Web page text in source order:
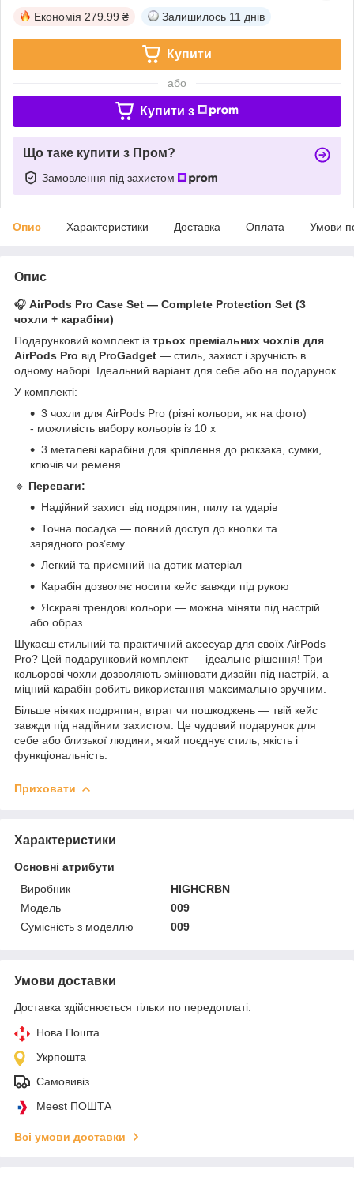
Економія 279.99 ₴ Залишилось 11 днів
Купити
або
Купити з
Що таке купити з Пром?
Замовлення під захистом
Опис Характеристики Доставка Оплата Умови
Опис
🎧 AirPods Pro Case Set — Complete Protection Set (3
чохли + карабіни)
Подарунковий комплект із трьох преміальних чохлів для
AirPods Pro від ProGadget — стиль, захист і зручність в
одному наборі. Ідеальний варіант для себе або на подарунок.
У комплекті:
3 чохли для AirPods Pro (різні кольори, як на фото)
- можливість вибору кольорів із 10 х
3 металеві карабіни для кріплення до рюкзака, сумки,
ключів чи ременя
🔹 Переваги:
Надійний захист від подряпин, пилу та ударів
Точна посадка — повний доступ до кнопки та
зарядного роз’єму
Легкий та приємний на дотик матеріал
Карабін дозволяє носити кейс завжди під рукою
Яскраві трендові кольори — можна міняти під настрій
або образ
Шукаєш стильний та практичний аксесуар для своїх AirPods
Pro? Цей подарунковий комплект — ідеальне рішення! Три
кольорові чохли дозволяють змінювати дизайн під настрій, а
міцний карабін робить використання максимально зручним.
Більше ніяких подряпин, втрат чи пошкоджень — твій кейс
завжди під надійним захистом. Це чудовий подарунок для
себе або близької людини, який поєднує стиль, якість і
функціональність.
Приховати
Характеристики
Основні атрибути
Виробник
HIGHCRBN
Модель
009
Сумісність з моделлю
009
Умови доставки
Доставка здійснюється тільки по передоплаті.
Нова Пошта
Укрпошта
Самовивіз
Meest ПОШТА
Всі умови доставки